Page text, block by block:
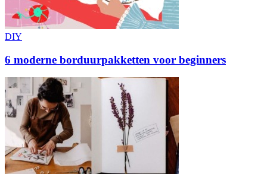
DIY
6 moderne borduurpakketten voor beginners